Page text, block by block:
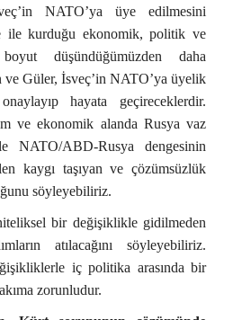
NATO’ya üye edilmesini
ile kurduğu ekonomik, politik ve
düşündüğümüzden daha
ve Güler, İsveç’in NATO’ya üyelik
hayata geçireceklerdir.
ve ekonomik alanda Rusya vaz
NATO/ABD-Rusya dengesinin
kaygı taşıyan ve çözümsüzlük
söyleyebiliriz.
bir değişiklikle gidilmeden
atılacağını söyleyebiliriz.
iç politika arasında bir
zorunludur.